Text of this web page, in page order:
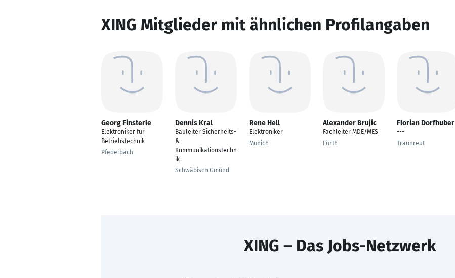
XING Mitglieder mit ähnlichen Profilangaben
Georg Finsterle
Elektroniker für
Betriebstechnik
Pfedelbach
Dennis Kral
Bauleiter Sicherheits-
&
Kommunikationstechn
ik
Schwäbisch Gmünd
Rene Hell
Elektroniker
Munich
Alexander Brujic
Fachleiter MDE/MES
Fürth
Florian Dorfhuber
---
Traunreut
XING – Das Jobs-Netzwerk